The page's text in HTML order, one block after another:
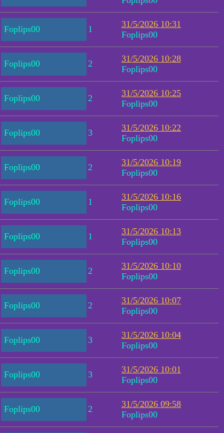
Foplips00 1
31/5/2026 10:31
Foplips00
Foplips00 2
31/5/2026 10:28
Foplips00
Foplips00 2
31/5/2026 10:25
Foplips00
Foplips00 3
31/5/2026 10:22
Foplips00
Foplips00 2
31/5/2026 10:19
Foplips00
Foplips00 1
31/5/2026 10:16
Foplips00
Foplips00 1
31/5/2026 10:13
Foplips00
Foplips00 2
31/5/2026 10:10
Foplips00
Foplips00 2
31/5/2026 10:07
Foplips00
Foplips00 3
31/5/2026 10:04
Foplips00
Foplips00 3
31/5/2026 10:01
Foplips00
Foplips00 2
31/5/2026 09:58
Foplips00